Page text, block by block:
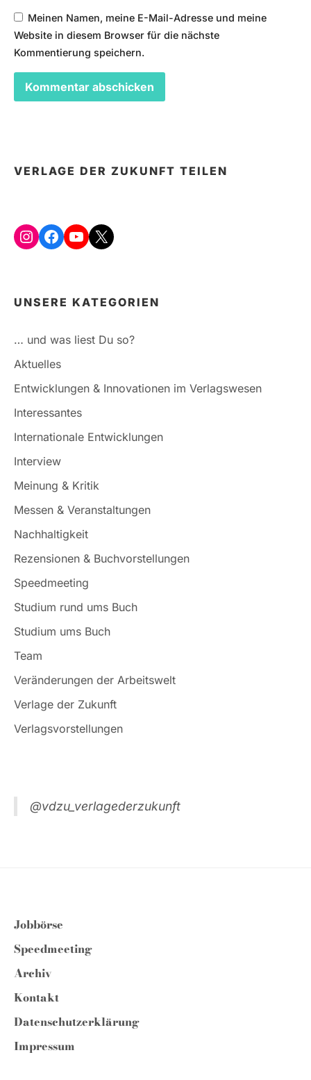
Meinen Namen, meine E-Mail-Adresse und meine
Website in diesem Browser für die nächste
Kommentierung speichern.
VERLAGE DER ZUKUNFT TEILEN
Instagram
Facebook
YouTube
X
UNSERE KATEGORIEN
… und was liest Du so?
Aktuelles
Entwicklungen & Innovationen im Verlagswesen
Interessantes
Internationale Entwicklungen
Interview
Meinung & Kritik
Messen & Veranstaltungen
Nachhaltigkeit
Rezensionen & Buchvorstellungen
Speedmeeting
Studium rund ums Buch
Studium ums Buch
Team
Veränderungen der Arbeitswelt
Verlage der Zukunft
Verlagsvorstellungen
@vdzu_verlagederzukunft
Jobbörse
Speedmeeting
Archiv
Kontakt
Datenschutzerklärung
Impressum